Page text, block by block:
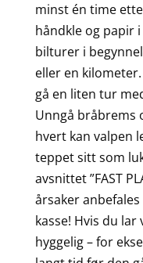
minst én time
håndkle og papir
bilturer i
eller en
gå en liten tur
Unngå bråbrems
hvert kan valpen
teppet sitt som
avsnittet ”FAST
årsaker
kasse! Hvis du
hyggelig – for